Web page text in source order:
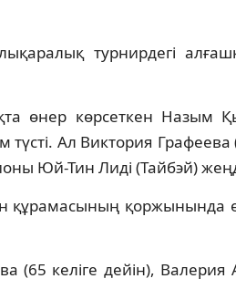
турнирдегі
өнер көрсеткен Назым
Ал Виктория
Юй-Тин Лиді (Тайбэй)
құрамасының
(65 келіге дейін), Валерия